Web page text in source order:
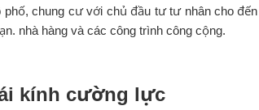
chung cư với chủ đầu tư tư nhân cho đến
nhà hàng và các công trình công cộng.
kính cường lực